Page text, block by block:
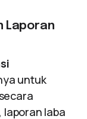
Laporan
untuk
laba